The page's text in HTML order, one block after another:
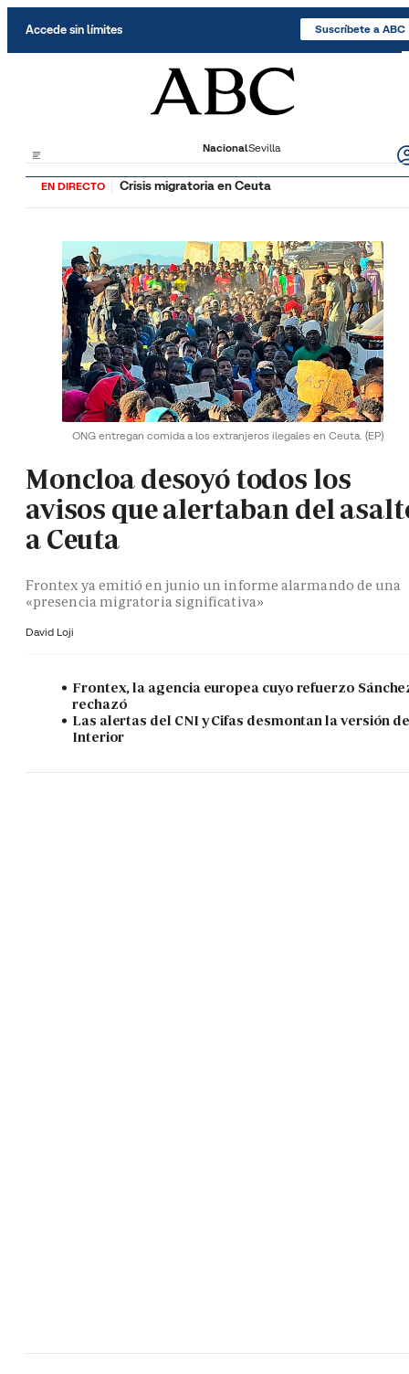
Accede sin límites Suscríbete a ABC
NacionalSevilla
EN DIRECTO Crisis migratoria en Ceuta
ONG entregan comida a los extranjeros ilegales en Ceuta. (EP)
Moncloa desoyó todos los
avisos que alertaban del
a Ceuta
Frontex ya emitió en junio un informe alarmando de una
«presencia migratoria significativa»
David Loji
Frontex, la agencia europea cuyo refuerzo
rechazó
Las alertas del CNI y Cifas desmontan la versión
Interior